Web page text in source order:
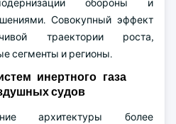
обороны и
Совокупный эффект
траектории роста,
сегменты и регионы.
инертного газа
судов
архитектуры более